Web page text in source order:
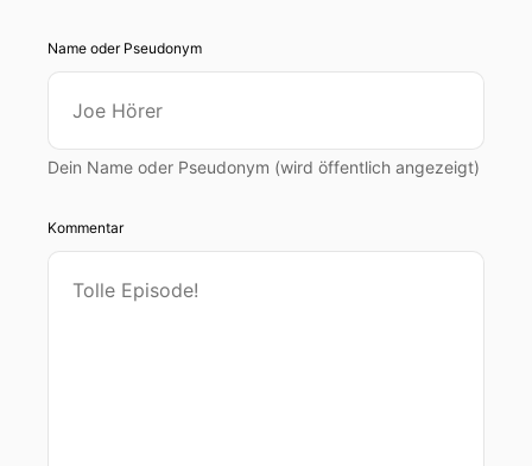
Name oder Pseudonym
Dein Name oder Pseudonym (wird öffentlich angezeigt)
Kommentar